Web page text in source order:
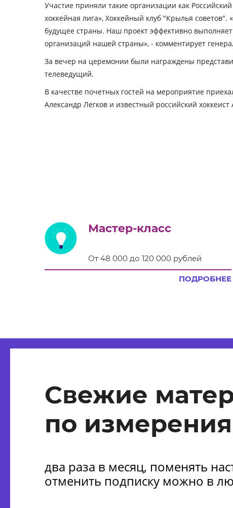
Участие приняли такие организации как
хоккейная лига», Хоккейный клуб "Крылья советов".
будущее страны. Наш проект эффективно
организаций нашей страны», - комментирует
За вечер на церемонии были награждены
телеведущий.
В качестве почетных гостей на мероприятие
Александр Легков и известный российский
Мастер-класс
От 48 000 до 120 000 рублей
ПОДРОБНЕЕ
Свежие
по
два раза в месяц, поменять
отменить подписку можно в